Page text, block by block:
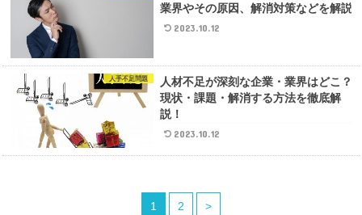
業界やその原因、解消対策などを解説
2023.10.12
人手不足問題
人材不足が深刻な企業・業界はどこ？
現状・課題・解消する方法を徹底解
説！
2023.10.12
1 2 >